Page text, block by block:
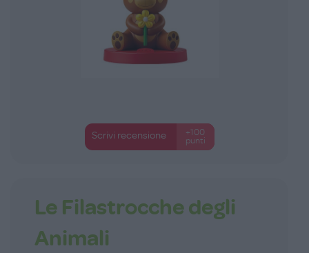
Scrivi recensione
+100
punti
Le Filastrocche degli
Animali